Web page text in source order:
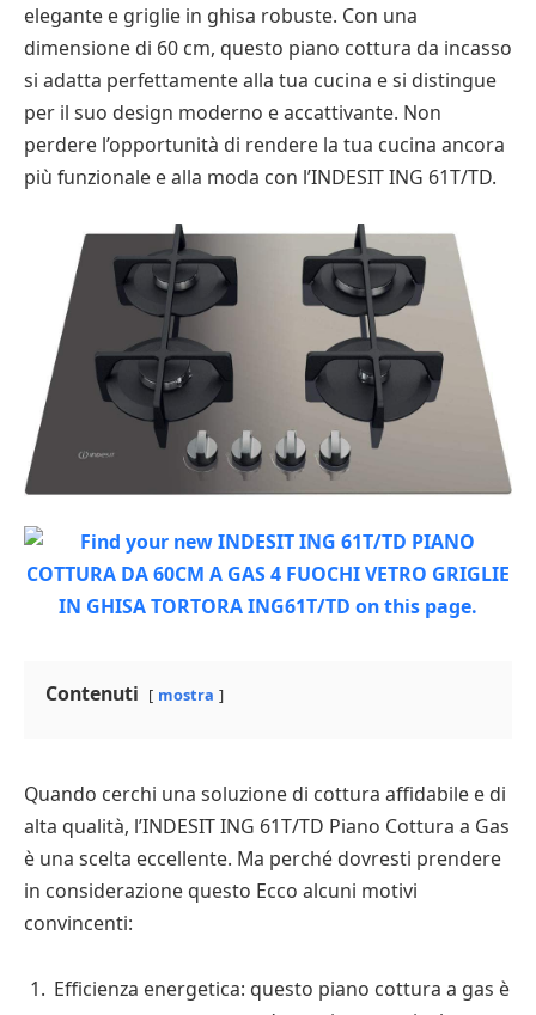
elegante e griglie in ghisa robuste. Con una
dimensione di 60 cm, questo piano cottura da incasso
si adatta perfettamente alla tua cucina e si distingue
per il suo design moderno e accattivante. Non
perdere l’opportunità di rendere la tua cucina ancora
più funzionale e alla moda con l’INDESIT ING 61T/TD.
Contenuti mostra
Quando cerchi una soluzione di cottura affidabile e di
alta qualità, l’INDESIT ING 61T/TD Piano Cottura a Gas
è una scelta eccellente. Ma perché dovresti prendere
in considerazione questo Ecco alcuni motivi
convincenti:
Efficienza energetica: questo piano cottura a gas è